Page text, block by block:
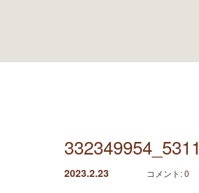
2023.2.23 コメント:0